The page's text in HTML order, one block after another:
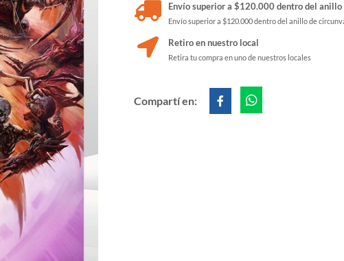
Envío superior a $120.000 dentro del
Envío superior a $120.000 dentro del anillo de
Retiro en nuestro local
Retira tu compra en uno de nuestros locales
Compartí en: